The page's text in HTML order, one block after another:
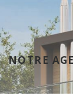
NOTRE